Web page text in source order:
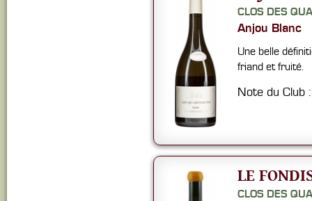
CLOS DES
Anjou Blanc
Une belle
friand et fruité.
Note du Club
LE
CLOS DES